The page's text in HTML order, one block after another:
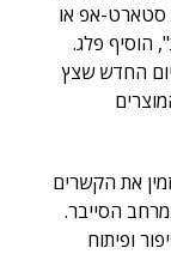
סטארט-אפ או
הוסיף פלג.
החדש שצץ
את הקשרים
הסייבר.
ופיתוח